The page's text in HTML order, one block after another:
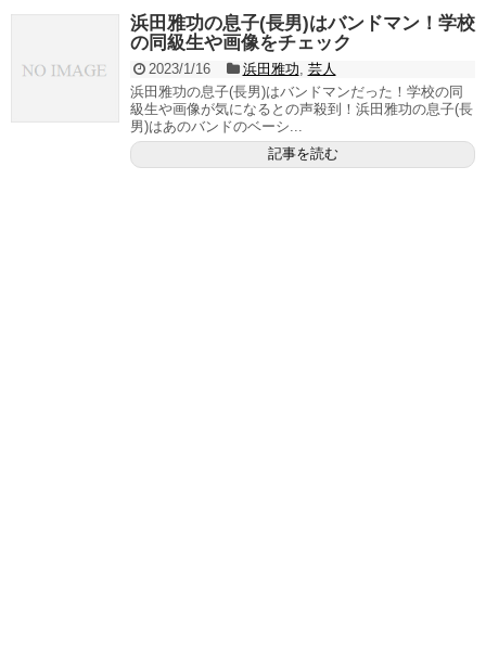
浜田雅功の息子(長男)はバンドマン！学校
の同級生や画像をチェック
2023/1/16 浜田雅功 芸人
浜田雅功の息子(長男)はバンドマンだった！学校の同
級生や画像が気になるとの声殺到！浜田雅功の息子(長
男)はあのバンドのベーシ...
記事を読む